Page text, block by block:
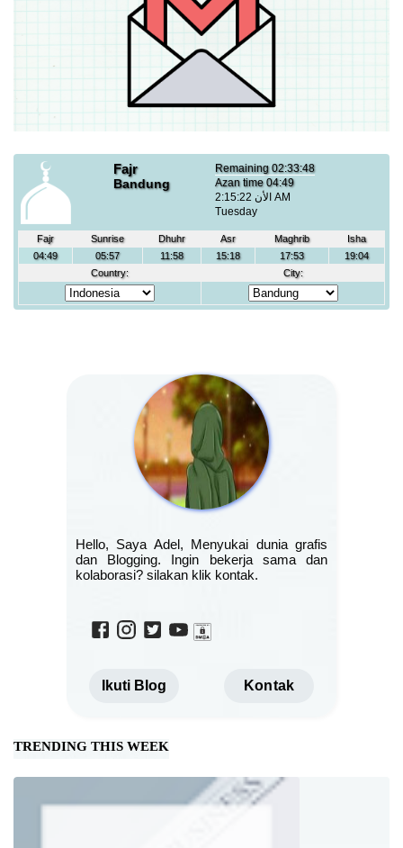
Hello, Saya Adel, Menyukai dunia grafis
dan Blogging. Ingin bekerja sama dan
kolaborasi? silakan klik kontak.
Ikuti Blog Kontak
TRENDING THIS WEEK